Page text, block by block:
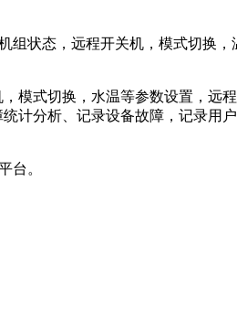
组状态，远程开关机，模式切换
模式切换，水温等参数设置，远
计分析、记录设备故障，记录
台。